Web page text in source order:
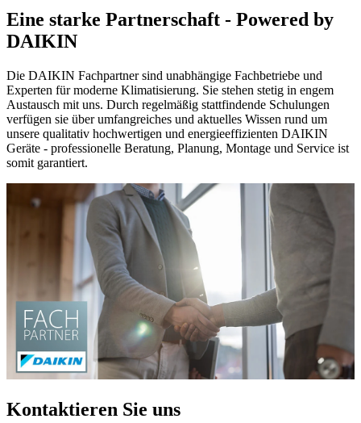
Eine starke Partnerschaft - Powered by
DAIKIN
Die DAIKIN Fachpartner sind unabhängige Fachbetriebe und
Experten für moderne Klimatisierung. Sie stehen stetig in engem
Austausch mit uns. Durch regelmäßig stattfindende Schulungen
verfügen sie über umfangreiches und aktuelles Wissen rund um
unsere qualitativ hochwertigen und energieeffizienten DAIKIN
Geräte - professionelle Beratung, Planung, Montage und Service ist
somit garantiert.
Kontaktieren Sie uns